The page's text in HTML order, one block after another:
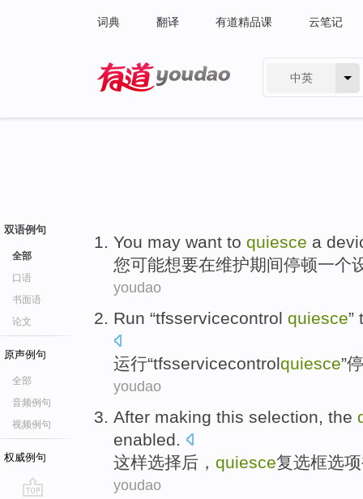
词典 翻译 有道精品课 云笔记
中英
双语例句
全部
口语
书面语
论文
原声例句
全部
音频例句
视频例句
权威例句
You may want to quiesce a
您可能想要在维护期间停顿一个
youdao
Run “tfsservicecontrol quiesce”
运行“tfsservicecontrolquiesce”
youdao
After making this selection the
enabled
这样选择后 ， quiesce复选框选项
youdao